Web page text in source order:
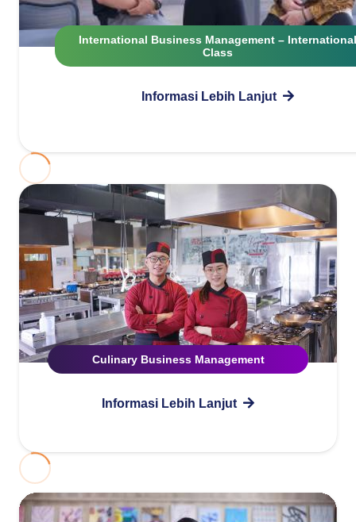
International Business Management – International
Class
Informasi Lebih Lanjut
Culinary Business Management
Informasi Lebih Lanjut